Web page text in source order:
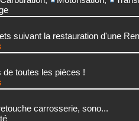
suivant la restauration d'une
toutes les pièces !
carrosserie, sono...